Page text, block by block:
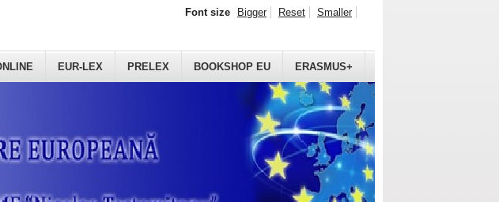
EUR-LEX PRELEX BOOKSHOP EU ERASMUS+
Font size Bigger Reset Smaller